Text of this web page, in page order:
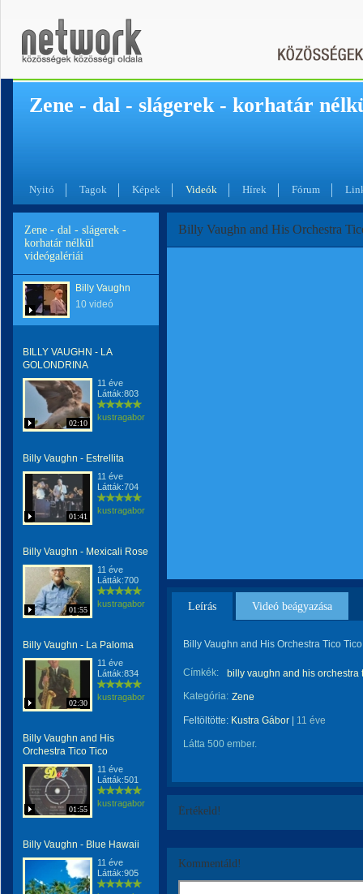
Zene - dal - slágerek - korhatár
Nyitó Tagok Képek Videók Hírek Fórum
Zene - dal - slágerek -
korhatár nélkül
videógalériái
Billy Vaughn
10 videó
BILLY VAUGHN - LA
GOLONDRINA
02:10
11 éve
Látták:803
kustragabor
Billy Vaughn - Estrellita
01:41
11 éve
Látták:704
kustragabor
Billy Vaughn - Mexicali Rose
01:55
11 éve
Látták:700
kustragabor
Billy Vaughn - La Paloma
02:30
11 éve
Látták:834
kustragabor
Billy Vaughn and His
Orchestra Tico Tico
01:55
11 éve
Látták:501
kustragabor
Billy Vaughn - Blue Hawaii
11 éve
Látták:905
Billy Vaughn and His Orchestra
Leírás Videó beágyazása
Billy Vaughn and His Orchestra Tico
Címkék:
billy vaughn and his orchestra
Kategória: Zene
Feltöltötte: Kustra Gábor 11 éve
Látta 500 ember.
Értékeld!
Kommentáld!